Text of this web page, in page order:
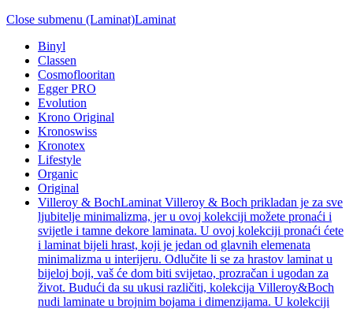
Close submenu (Laminat)Laminat
Binyl
Classen
Cosmoflooritan
Egger PRO
Evolution
Krono Original
Kronoswiss
Kronotex
Lifestyle
Organic
Original
Villeroy & BochLaminat Villeroy & Boch prikladan je za sve
ljubitelje minimalizma, jer u ovoj kolekciji možete pronaći i
svijetle i tamne dekore laminata. U ovoj kolekciji pronaći ćete
i laminat bijeli hrast, koji je jedan od glavnih elemenata
minimalizma u interijeru. Odlučite li se za hrastov laminat u
bijeloj boji, vaš će dom biti svijetao, prozračan i ugodan za
život. Budući da su ukusi različiti, kolekcija Villeroy&Boch
nudi laminate u brojnim bojama i dimenzijama. U kolekciji